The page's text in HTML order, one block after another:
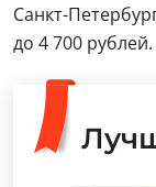
Санкт-
до 4 700 рублей.